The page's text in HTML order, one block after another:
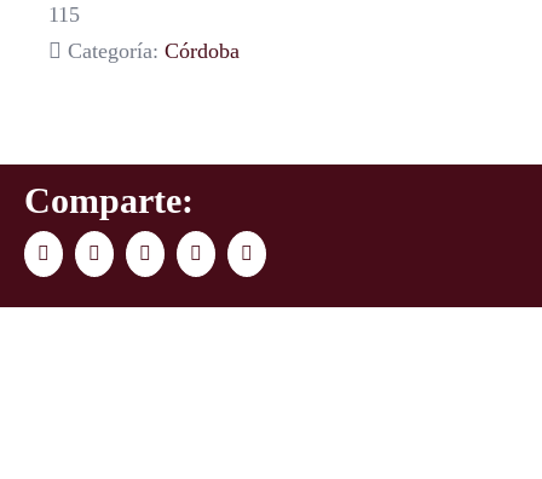
115
Categoría: Córdoba
Comparte:
FacebookTwitter LinkedInWhatsAppCorreo
electrónico